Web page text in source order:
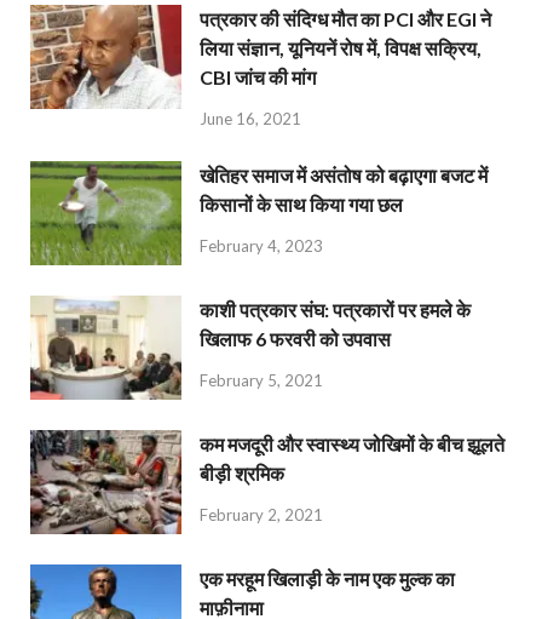
पत्रकार की संदिग्ध मौत का PCI और EGI ने
लिया संज्ञान, यूनियनें रोष में, विपक्ष सक्रिय,
CBI जांच की मांग
June 16, 2021
खेतिहर समाज में असंतोष को बढ़ाएगा बजट में
किसानों के साथ किया गया छल
February 4, 2023
काशी पत्रकार संघ: पत्रकारों पर हमले के
खिलाफ 6 फरवरी को उपवास
February 5, 2021
कम मजदूरी और स्वास्थ्य जोखिमों के बीच झूलते
बीड़ी श्रमिक
February 2, 2021
एक मरहूम खिलाड़ी के नाम एक मुल्क का
माफ़ीनामा